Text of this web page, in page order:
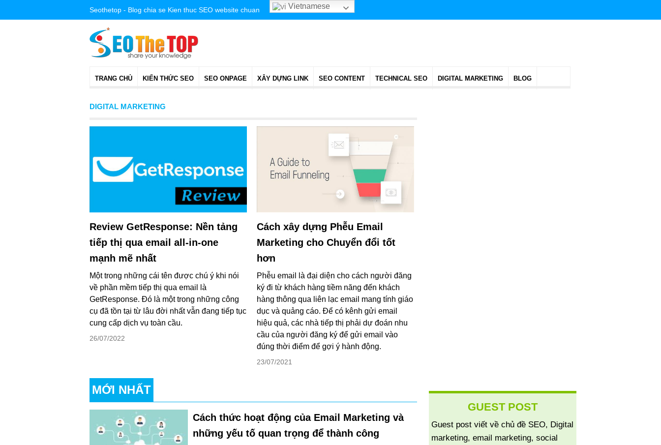
Seothetop - Blog chia se Kien thuc SEO website chuan Vietnamese
TRANG CHỦ KIẾN THỨC SEO SEO ONPAGE XÂY DỰNG LINK SEO CONTENT TECHNICAL SEO DIGITAL MARKETING BLOG
DIGITAL MARKETING
Review GetResponse: Nền tảng
tiếp thị qua email all-in-one
mạnh mẽ nhất
Một trong những cái tên được chú ý khi nói
về phần mềm tiếp thị qua email là
GetResponse. Đó là một trong những công
cụ đã tồn tại từ lâu đời nhất vẫn đang tiếp tục
cung cấp dịch vụ toàn cầu.
26/07/2022
Cách xây dựng Phễu Email
Marketing cho Chuyển đổi tốt
hơn
Phễu email là đại diện cho cách người đăng
ký đi từ khách hàng tiềm năng đến khách
hàng thông qua liên lạc email mang tính giáo
dục và quảng cáo. Để có kênh gửi email
hiệu quả, các nhà tiếp thị phải dự đoán nhu
cầu của người đăng ký để gửi email vào
đúng thời điểm để gợi ý hành động.
23/07/2021
MỚI NHẤT
Cách thức hoạt động của Email Marketing và
những yếu tố quan trọng để thành công
GUEST POST
Guest post viết về chủ đề SEO, Digital
marketing, email marketing, social